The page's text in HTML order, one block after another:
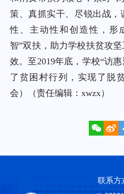
策、真抓实干、尽锐出战，
性、主动性和创造性，形
智”双扶，助力学校扶贫攻
效。至2019年底，学校“访
了贫困村行列，实现了脱
会）（责任编辑：xwzx）
联系方